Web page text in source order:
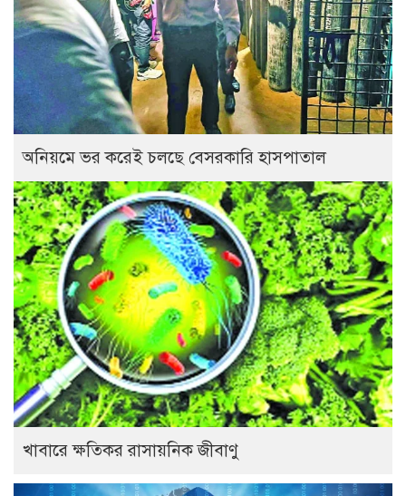
অনিয়মে ভর করেই চলছে বেসরকারি হাসপাতাল
খাবারে ক্ষতিকর রাসায়নিক জীবাণু